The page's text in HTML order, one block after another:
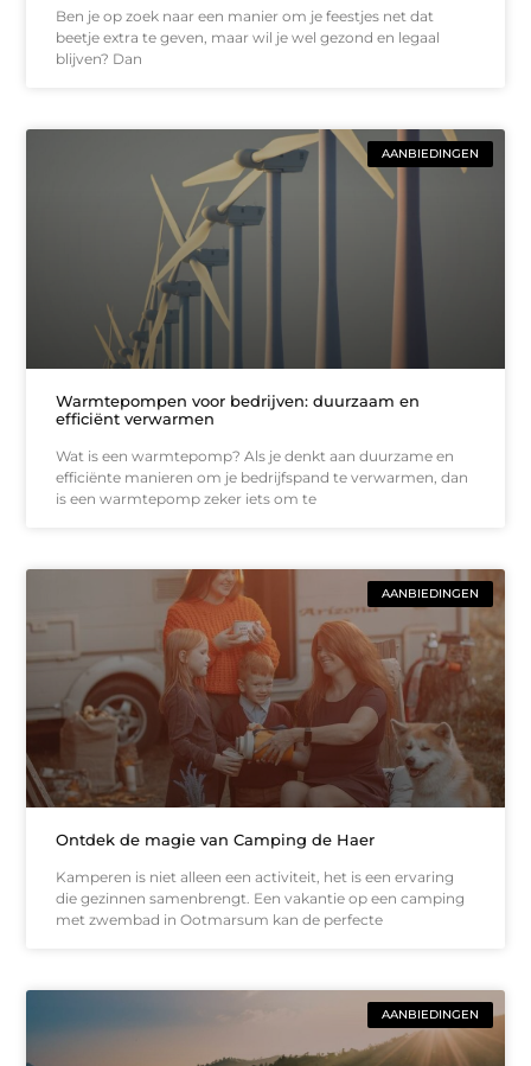
Ben je op zoek naar een manier om je feestjes net dat
beetje extra te geven, maar wil je wel gezond en legaal
blijven? Dan
AANBIEDINGEN
Warmtepompen voor bedrijven: duurzaam en
efficiënt verwarmen
Wat is een warmtepomp? Als je denkt aan duurzame en
efficiënte manieren om je bedrijfspand te verwarmen, dan
is een warmtepomp zeker iets om te
AANBIEDINGEN
Ontdek de magie van Camping de Haer
Kamperen is niet alleen een activiteit, het is een ervaring
die gezinnen samenbrengt. Een vakantie op een camping
met zwembad in Ootmarsum kan de perfecte
AANBIEDINGEN